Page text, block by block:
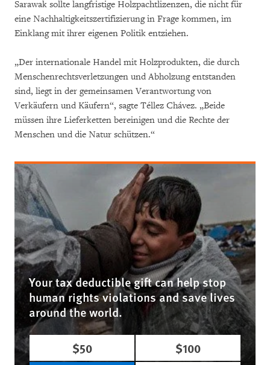
Sarawak sollte langfristige Holzpachtlizenzen, die nicht für
eine Nachhaltigkeitszertifizierung in Frage kommen, im
Einklang mit ihrer eigenen Politik entziehen.
„Der internationale Handel mit Holzprodukten, die durch
Menschenrechtsverletzungen und Abholzung entstanden
sind, liegt in der gemeinsamen Verantwortung von
Verkäufern und Käufern“, sagte Téllez Chávez. „Beide
müssen ihre Lieferketten bereinigen und die Rechte der
Menschen und die Natur schützen.“
Your tax deductible gift can help stop
human rights violations and save lives
around the world.
$50
$100